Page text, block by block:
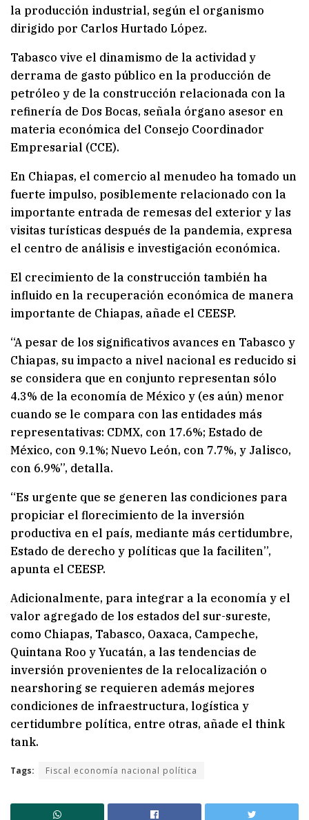
la producción industrial, según el organismo
dirigido por Carlos Hurtado López.
Tabasco vive el dinamismo de la actividad y
derrama de gasto público en la producción de
petróleo y de la construcción relacionada con la
refinería de Dos Bocas, señala órgano asesor en
materia económica del Consejo Coordinador
Empresarial (CCE).
En Chiapas, el comercio al menudeo ha tomado un
fuerte impulso, posiblemente relacionado con la
importante entrada de remesas del exterior y las
visitas turísticas después de la pandemia, expresa
el centro de análisis e investigación económica.
El crecimiento de la construcción también ha
influido en la recuperación económica de manera
importante de Chiapas, añade el CEESP.
“A pesar de los significativos avances en Tabasco y
Chiapas, su impacto a nivel nacional es reducido si
se considera que en conjunto representan sólo
4.3% de la economía de México y (es aún) menor
cuando se le compara con las entidades más
representativas: CDMX, con 17.6%; Estado de
México, con 9.1%; Nuevo León, con 7.7%, y Jalisco,
con 6.9%”, detalla.
“Es urgente que se generen las condiciones para
propiciar el florecimiento de la inversión
productiva en el país, mediante más certidumbre,
Estado de derecho y políticas que la faciliten”,
apunta el CEESP.
Adicionalmente, para integrar a la economía y el
valor agregado de los estados del sur-sureste,
como Chiapas, Tabasco, Oaxaca, Campeche,
Quintana Roo y Yucatán, a las tendencias de
inversión provenientes de la relocalización o
nearshoring se requieren además mejores
condiciones de infraestructura, logística y
certidumbre política, entre otras, añade el think
tank.
Tags: Fiscal economía nacional política